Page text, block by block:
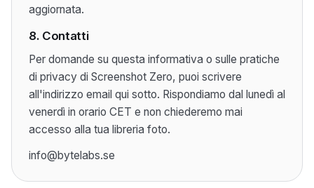
aggiornata.
8. Contatti
Per domande su questa informativa o sulle pratiche
di privacy di Screenshot Zero, puoi scrivere
all'indirizzo email qui sotto. Rispondiamo dal lunedì al
venerdì in orario CET e non chiederemo mai
accesso alla tua libreria foto.
info@bytelabs.se